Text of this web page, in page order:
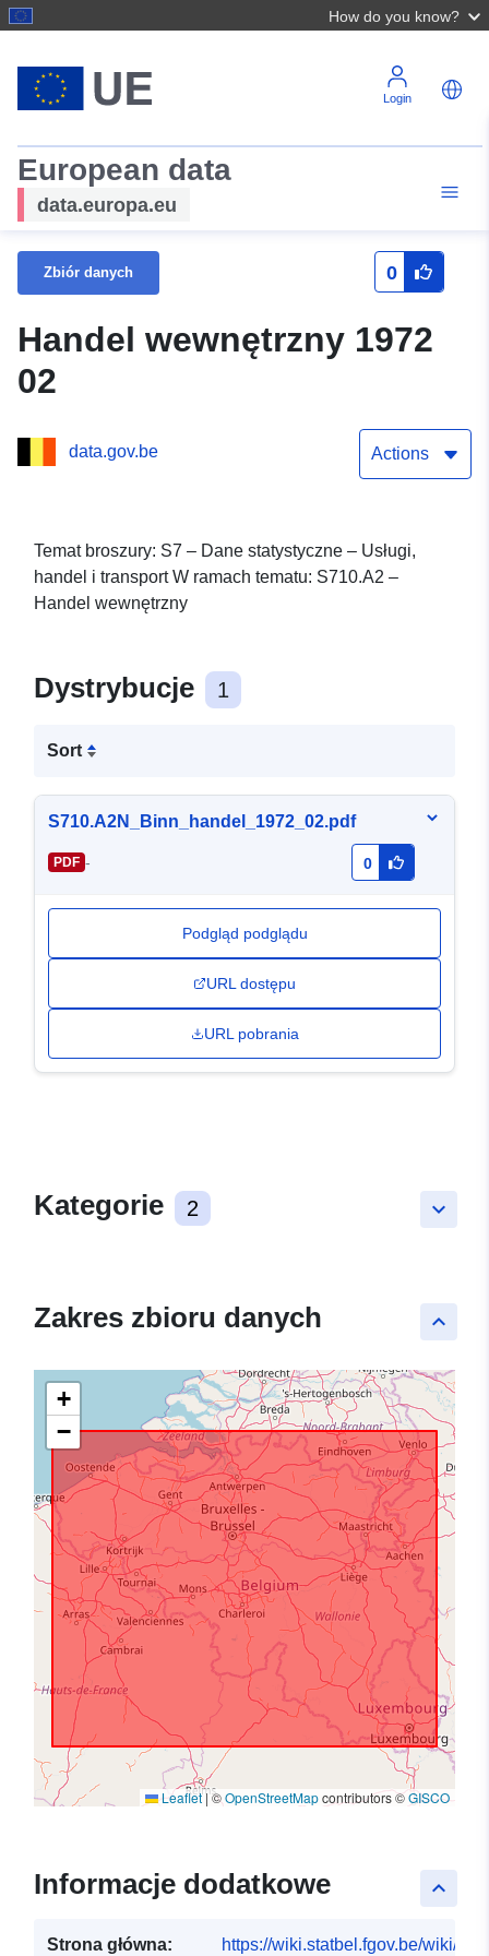
How do you know?
Login
European data
data.europa.eu
Zbiór danych 0
Handel wewnętrzny 1972
02
data.gov.be Actions
Temat broszury: S7 – Dane statystyczne – Usługi,
handel i transport W ramach tematu: S710.A2 –
Handel wewnętrzny
Dystrybucje 1
Sort
S710.A2N_Binn_handel_1972_02.pdf
PDF - 0
Podgląd podglądu
URL dostępu
URL pobrania
keyboard_arrow_down
Kategorie 2
keyboard_arrow_up
Zakres zbioru danych
+
−
Leaflet|©OpenStreetMapcontributors ©GISCO
keyboard_arrow_up
Informacje dodatkowe
Strona główna: https://wiki.statbel.fgov.be/wiki/